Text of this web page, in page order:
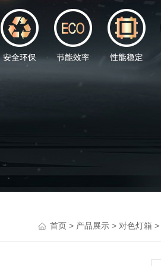
首页 > 产品展示 > 对色灯箱 >